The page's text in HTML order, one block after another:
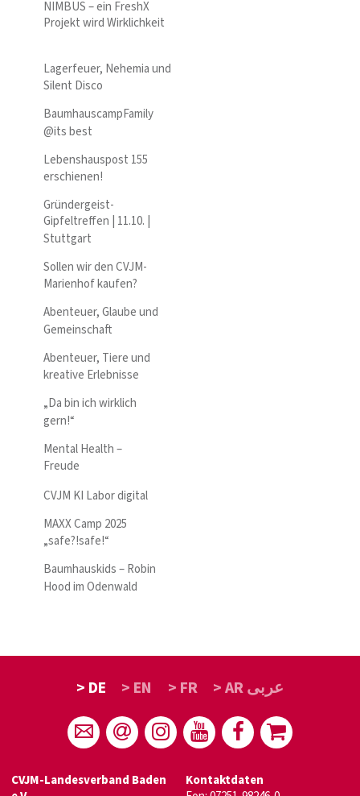
NIMBUS – ein FreshX
Projekt wird Wirklichkeit
Lagerfeuer, Nehemia und
Silent Disco
BaumhauscampFamily
@its best
Lebenshauspost 155
erschienen!
Gründergeist-
Gipfeltreffen | 11.10. |
Stuttgart
Sollen wir den CVJM-
Marienhof kaufen?
Abenteuer, Glaube und
Gemeinschaft
Abenteuer, Tiere und
kreative Erlebnisse
„Da bin ich wirklich
gern!“
Mental Health –
Freude
CVJM KI Labor digital
MAXX Camp 2025
„safe?!safe!“
Baumhauskids – Robin
Hood im Odenwald
> DE > EN > FR > AR عربى
CVJM-Landesverband Baden
Kontaktdaten